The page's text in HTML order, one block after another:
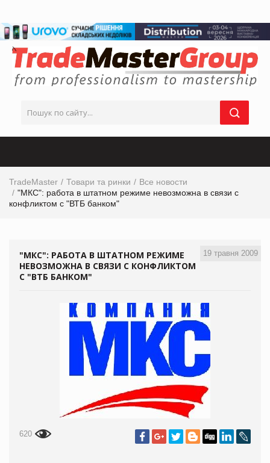
TradeMaster Товари та ринки
Все новости
"МКС": работа в штатном режиме невозможна в связи с
конфликтом с "ВТБ банком"
19 травня 2009
"МКС": РАБОТА В ШТАТНОМ РЕЖИМЕ
НЕВОЗМОЖНА В СВЯЗИ С КОНФЛИКТОМ
С "ВТБ БАНКОМ"
620